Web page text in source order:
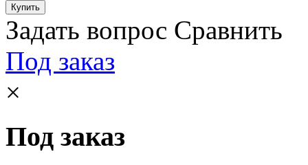
Задать вопрос Сравнить
Под заказ
×
Под заказ